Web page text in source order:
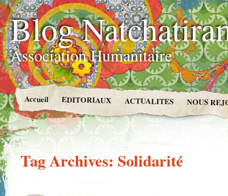
Blog
Association Humanitaire
Accueil EDITORIAUX ACTUALITES NOUS
Tag Archives: Solidarité